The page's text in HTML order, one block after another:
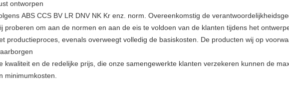
ontworpen
ABS CCS BV LR DNV NK Kr enz. norm. Overeenkomstig de
proberen om aan de normen en aan de eis te voldoen van de klanten tijdens het
productieproces, evenals overweegt volledig de basiskosten. De producten wij op
kwaliteit en de redelijke prijs, die onze samengewerkte klanten verzekeren kunnen de
minimumkosten.